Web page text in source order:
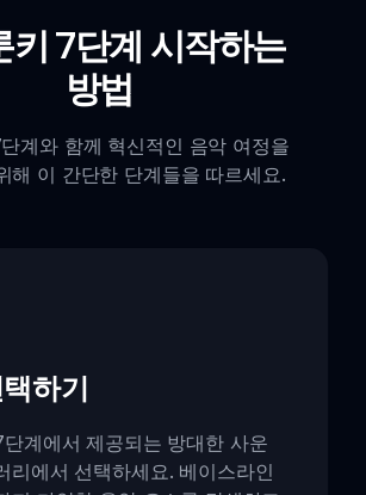
키 7단계 시작하는
방법
계와 함께 혁신적인 음악 여정을
해 이 간단한 단계들을 따르세요.
하기
계에서 제공되는 방대한 사운
리에서 선택하세요. 베이스라인